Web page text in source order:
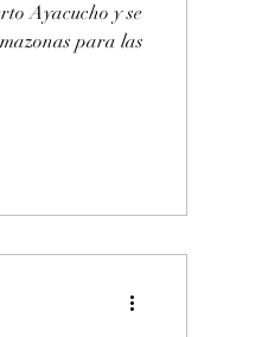
Ayacucho y se
para las